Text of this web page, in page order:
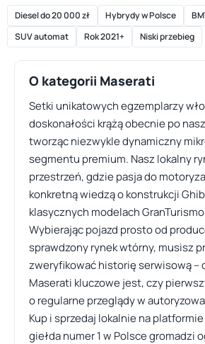
Diesel do 20 000 zł Hybrydy w Polsce
SUV automat
Rok 2021+ Niski przebieg
O kategorii Maserati
Setki unikatowych egzemplarzy
doskonałości krążą obecnie po
tworząc niezwykle dynamiczny
segmentu premium. Nasz lokalny
przestrzeń, gdzie pasja do
konkretną wiedzą o konstrukcji
klasycznych modelach
Wybierając pojazd prosto od
sprawdzony rynek wtórny, musisz
zweryfikować historię serwisową –
Maserati kluczowe jest, czy
o regularne przeglądy w
Kup i sprzedaj lokalnie na
giełda numer 1 w Polsce gromadzi